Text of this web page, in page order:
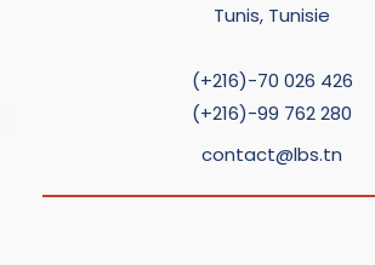
Tunis, Tunisie
(+216)-70 026 426
(+216)-99 762 280
contact@lbs.tn